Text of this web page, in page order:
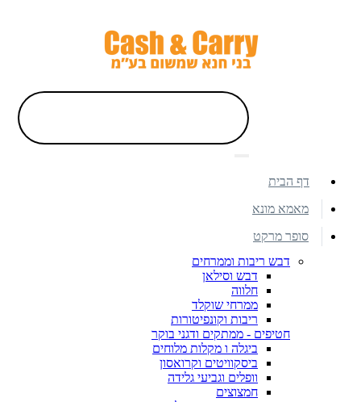
דף הבית
מאמא מונא
סופר מרקט
דבש ריבות וממרחים
דבש וסילאן
חלווה
ממרחי שוקלד
ריבות וקונפיטורות
חטיפים - ממתקים ודגני בוקר
ביגלה ו מקלות מלוחים
ביסקוויטים וקרואסון
וופלים וגביעי גלידה
חמצוצים